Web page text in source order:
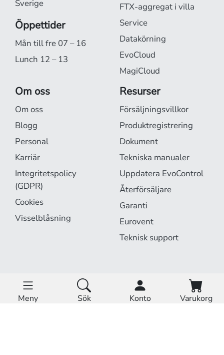
Sverige
Öppettider
Mån till fre 07 – 16
Lunch 12 – 13
FTX-aggregat i villa
Service
Datakörning
EvoCloud
MagiCloud
Om oss
Om oss
Blogg
Personal
Karriär
Integritetspolicy
(GDPR)
Cookies
Visselblåsning
Resurser
Försäljningsvillkor
Produktregistrering
Dokument
Tekniska manualer
Uppdatera EvoControl
Återförsäljare
Garanti
Eurovent
Teknisk support
EvoCloud är online. Driftstatus »
HemMeny Sök Konto Varukorg